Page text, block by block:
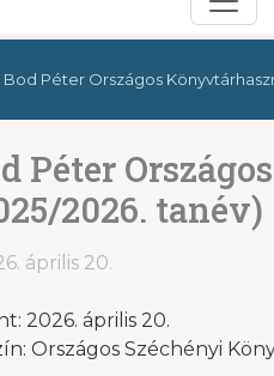
Bod Péter Országos
Péter
2026.
április 20.
2026. április 20.
Országos Széchényi